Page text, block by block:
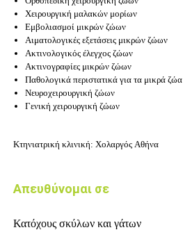
Χειρουργική μαλακών μορίων
Εμβολιασμοί μικρών ζώων
Αιματολογικές εξετάσεις μικρών ζώων
Ακτινολογικός έλεγχος ζώων
Ακτινογραφίες μικρών ζώων
Παθολογικά περιστατικά για τα μικρά ζώα
Νευροχειρουργική ζώων
Γενική χειρουργική ζώων
Κτηνιατρική κλινική: Χολαργός Αθήνα
Απευθύνομαι σε
Κατόχους σκύλων και γάτων